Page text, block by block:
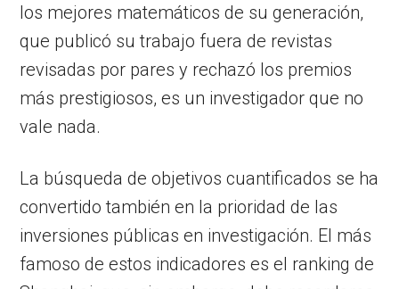
los mejores matemáticos de su generación,
que publicó su trabajo fuera de revistas
revisadas por pares y rechazó los premios
más prestigiosos, es un investigador que no
vale nada.
La búsqueda de objetivos cuantificados se ha
convertido también en la prioridad de las
inversiones públicas en investigación. El más
famoso de estos indicadores es el ranking de